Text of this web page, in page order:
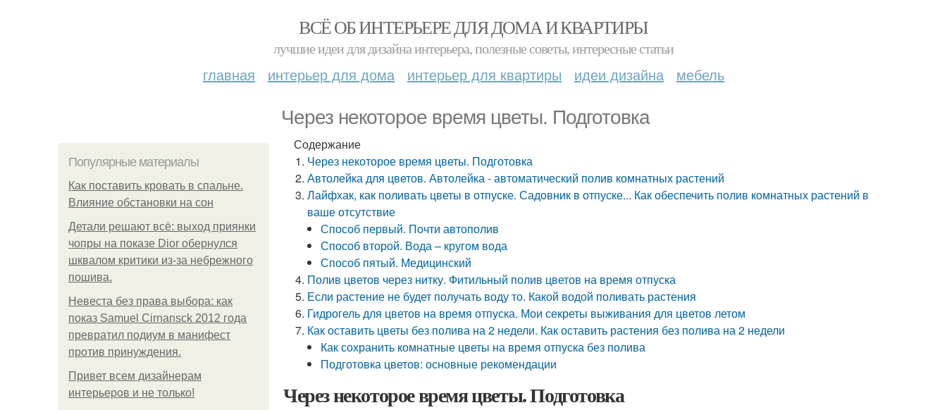
ВСЁ ОБ ИНТЕРЬЕРЕ ДЛЯ ДОМА И КВАРТИРЫ
лучшие идеи для дизайна интерьера, полезные советы, интересные статьи
главная интерьер для дома интерьер для квартиры идеи дизайна мебель
Через некоторое время цветы. Подготовка
Популярные материалы
Как поставить кровать в спальне.
Влияние обстановки на сон
Детали решают всё: выход приянки
чопры на показе Dior обернулся
шквалом критики из-за небрежного
пошива.
Невеста без права выбора: как
показ Samuel Cirnansck 2012 года
превратил подиум в манифест
против принуждения.
Привет всем дизайнерам
интерьеров и не только!
Содержание
Через некоторое время цветы. Подготовка
Автолейка для цветов. Автолейка - автоматический полив комнатных растений
Лайфхак, как поливать цветы в отпуске. Садовник в отпуске... Как обеспечить полив комнатных растений в
ваше отсутствие
Способ первый. Почти автополив
Способ второй. Вода – кругом вода
Способ пятый. Медицинский
Полив цветов через нитку. Фитильный полив цветов на время отпуска
Если растение не будет получать воду то. Какой водой поливать растения
Гидрогель для цветов на время отпуска. Мои секреты выживания для цветов летом
Как оставить цветы без полива на 2 недели. Как оставить растения без полива на 2 недели
Как сохранить комнатные цветы на время отпуска без полива
Подготовка цветов: основные рекомендации
Через некоторое время цветы. Подготовка